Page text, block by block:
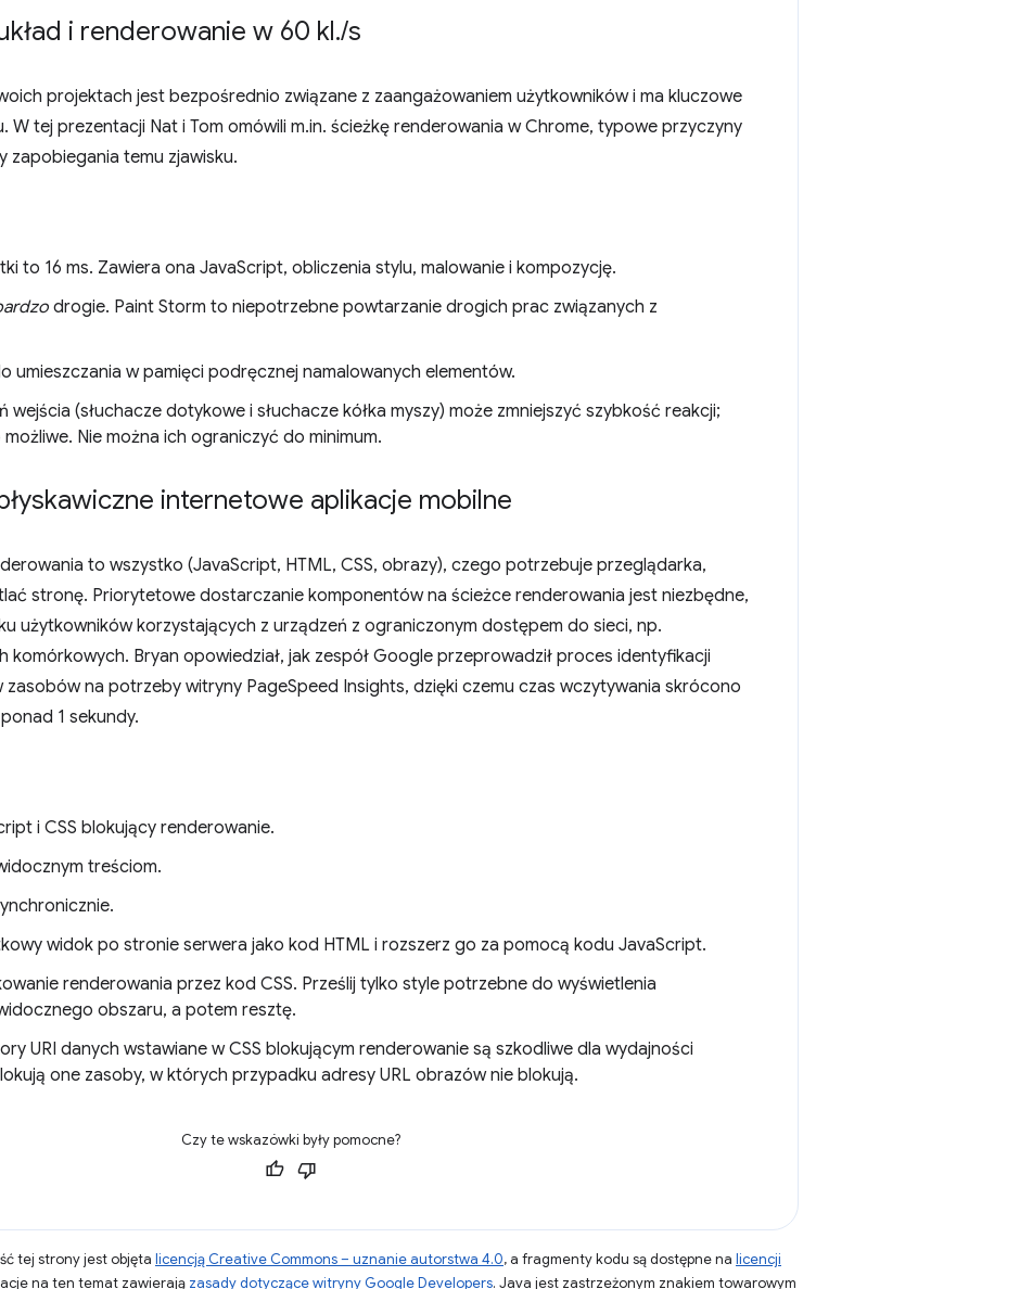
i renderowanie w 60 kl./s
projektach jest bezpośrednio związane z zaangażowaniem użytkowników i ma kluczowe
W tej prezentacji Nat i Tom omówili m.in. ścieżkę renderowania w Chrome, typowe przyczyny
zapobiegania temu zjawisku.
to 16 ms. Zawiera ona JavaScript, obliczenia stylu, malowanie i kompozycję.
drogie. Paint Storm to niepotrzebne powtarzanie drogich prac związanych z
umieszczania w pamięci podręcznej namalowanych elementów.
wejścia (słuchacze dotykowe i słuchacze kółka myszy) może zmniejszyć szybkość reakcji;
możliwe. Nie można ich ograniczyć do minimum.
internetowe aplikacje mobilne
to wszystko (JavaScript, HTML, CSS, obrazy), czego potrzebuje przeglądarka,
stronę. Priorytetowe dostarczanie komponentów na ścieżce renderowania jest niezbędne,
użytkowników korzystających z urządzeń z ograniczonym dostępem do sieci, np.
komórkowych. Bryan opowiedział, jak zespół Google przeprowadził proces identyfikacji
na potrzeby witryny PageSpeed Insights, dzięki czemu czas wczytywania skrócono
1 sekundy.
i CSS blokujący renderowanie.
treściom.
widok po stronie serwera jako kod HTML i rozszerz go za pomocą kodu JavaScript.
renderowania przez kod CSS. Prześlij tylko style potrzebne do wyświetlenia
obszaru, a potem resztę.
URI danych wstawiane w CSS blokującym renderowanie są szkodliwe dla wydajności
one zasoby, w których przypadku adresy URL obrazów nie blokują.
Czy te wskazówki były pomocne?
tej strony jest objęta licencją Creative Commons – uznanie autorstwa 4.0, a fragmenty kodu są dostępne na licencji
na ten temat zawierają zasady dotyczące witryny Google Developers. Java jest zastrzeżonym znakiem towarowym